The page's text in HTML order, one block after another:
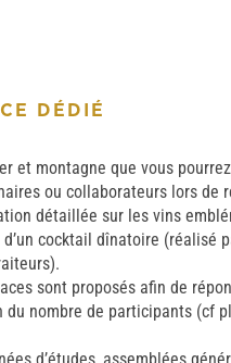
DÉDIÉ
et montagne que vous
ou collaborateurs lors de
détaillée sur les vins
cocktail dînatoire (réalisé
sont proposés afin de
du nombre de participants (cf